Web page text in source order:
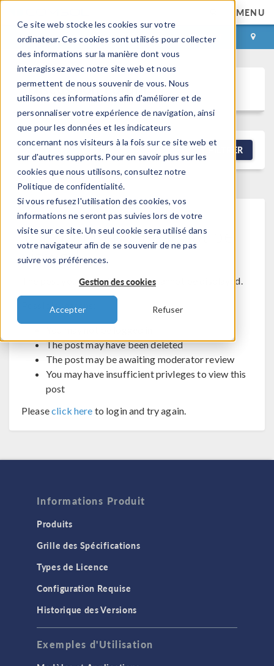
Ce site web stocke les cookies sur votre
ordinateur. Ces cookies sont utilisés pour collecter
des informations sur la manière dont vous
interagissez avec notre site web et nous
permettent de nous souvenir de vous. Nous
utilisons ces informations afin d'améliorer et de
personnaliser votre expérience de navigation, ainsi
que pour les données et les indicateurs
concernant nos visiteurs à la fois sur ce site web et
sur d'autres supports. Pour en savoir plus sur les
cookies que nous utilisons, consultez notre
Politique de confidentialité.
Si vous refusez l'utilisation des cookies, vos
informations ne seront pas suivies lors de votre
visite sur ce site. Un seul cookie sera utilisé dans
votre navigateur afin de se souvenir de ne pas
suivre vos préférences.
Gestion des cookies
Accepter Refuser
MENU
CONNEXION CONTACT
Discussion Forum
FILTRER
This forum post cannot be
viewed
The post you are trying to view cannot be displayed.
Possible reasons:
The post may have been deleted
The post may be awaiting moderator review
You may have insufficient privleges to view this
post
Pleaseclick here to login and try again.
Informations Produit
Produits
Grille des Spécifications
Types de Licence
Configuration Requise
Historique des Versions
Exemples d'Utilisation